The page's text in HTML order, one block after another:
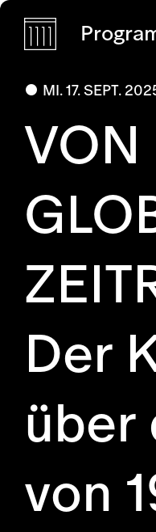
MI. 17. SEPT.
VON
Der
über
von